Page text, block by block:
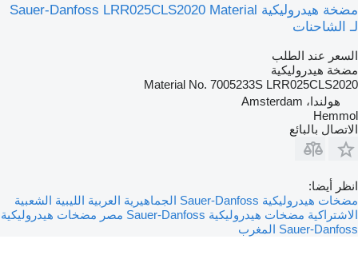
مضخة هيدروليكية Sauer-Danfoss LRR025CLS2020 Material
لـ الشاحنات
السعر عند الطلب
مضخة هيدروليكية
Material No. 7005233S LRR025CLS2020
هولندا، Amsterdam
Hemmol
الاتصال بالبائع
انظر أيضا:
مضخات هيدروليكية Sauer-Danfoss الجماهيرية العربية الليبية الشعبية
الاشتراكية مضخات هيدروليكية Sauer-Danfoss مصر
مضخات هيدروليكية
Sauer-Danfoss المغرب